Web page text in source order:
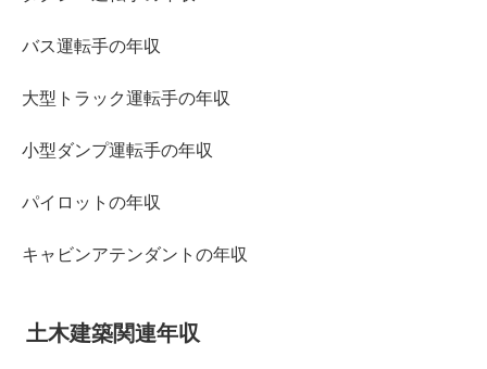
バス運転手の年収
大型トラック運転手の年収
小型ダンプ運転手の年収
パイロットの年収
キャビンアテンダントの年収
土木建築関連年収